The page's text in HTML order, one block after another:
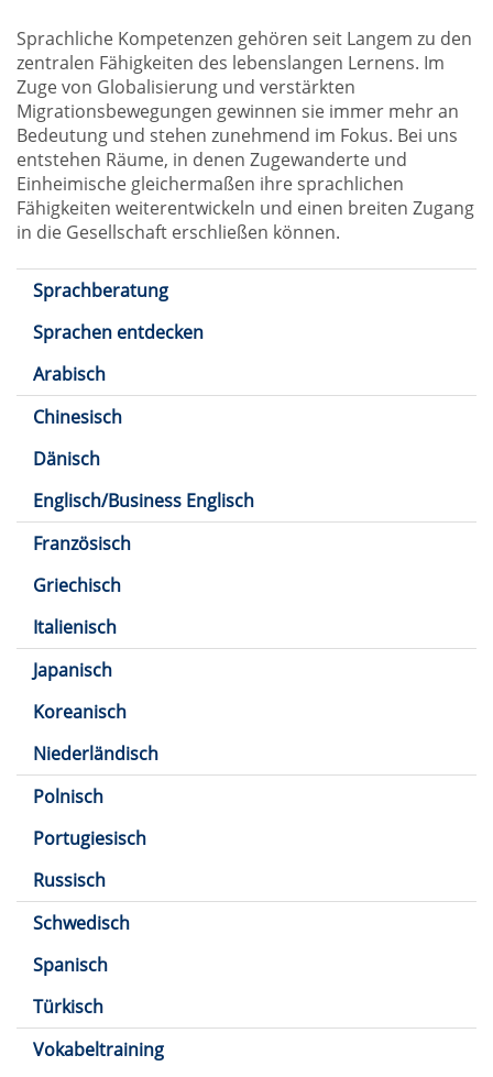
Sprachliche Kompetenzen gehören seit Langem zu den
zentralen Fähigkeiten des lebenslangen Lernens. Im
Zuge von Globalisierung und verstärkten
Migrationsbewegungen gewinnen sie immer mehr an
Bedeutung und stehen zunehmend im Fokus. Bei uns
entstehen Räume, in denen Zugewanderte und
Einheimische gleichermaßen ihre sprachlichen
Fähigkeiten weiterentwickeln und einen breiten Zugang
in die Gesellschaft erschließen können.
Sprachberatung
Sprachen entdecken
Arabisch
Chinesisch
Dänisch
Englisch/Business Englisch
Französisch
Griechisch
Italienisch
Japanisch
Koreanisch
Niederländisch
Polnisch
Portugiesisch
Russisch
Schwedisch
Spanisch
Türkisch
Vokabeltraining